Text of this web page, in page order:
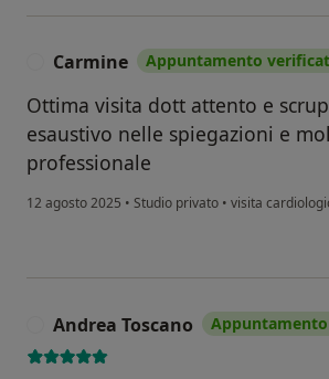
Carmine Appuntamento
Ottima visita dott attento e
esaustivo nelle spiegazioni e
professionale
12 agosto 2025 • Studio privato • visita
Andrea Toscano